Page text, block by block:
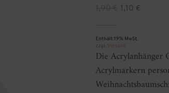
war:
1,90 €
1,10 €
1,10 €.
Enthält 19% MwSt.
zzgl.
Versand
Die Acrylanhänger
Acrylmarkern